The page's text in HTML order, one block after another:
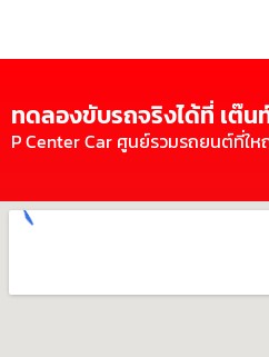
ทดลองขับรถจริงได้ที่ เต๊
P Center Car ศูนย์รวมรถยนต์ที่